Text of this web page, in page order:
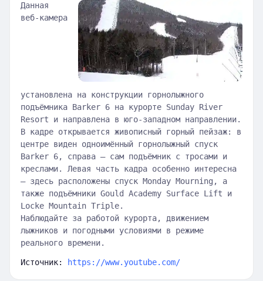
Данная
веб-камера
установлена на конструкции горнолыжного
подъёмника Barker 6 на курорте Sunday River
Resort и направлена в юго-западном направлении.
В кадре открывается живописный горный пейзаж: в
центре виден одноимённый горнолыжный спуск
Barker 6, справа — сам подъёмник с тросами и
креслами. Левая часть кадра особенно интересна
— здесь расположены спуск Monday Mourning, а
также подъёмники Gould Academy Surface Lift и
Locke Mountain Triple.
Наблюдайте за работой курорта, движением
лыжников и погодными условиями в режиме
реального времени.
Источник: https://www.youtube.com/